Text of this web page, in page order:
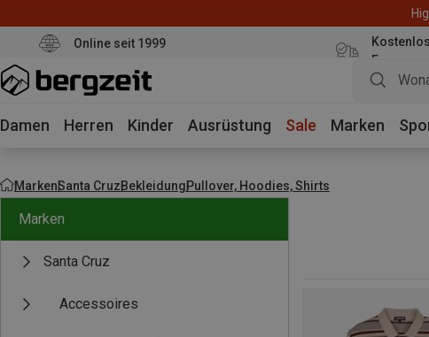
Online seit 1999
Euro
Damen Herren Kinder Ausrüstung Sale Marken
MarkenSanta CruzBekleidungPullover, Hoodies, Shirts
Marken
Santa Cruz
Accessoires